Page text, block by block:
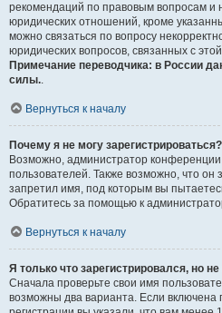
рекомендаций по правовым вопросам и
юридических отношений, кроме
можно связаться по вопросу
юридических вопросов, связанных с
Примечание переводчика: в России
силы..
Вернуться к началу
Почему я не могу зарегистрироваться?
Возможно, администратор
пользователей. Также возможно, что он
запретил имя, под которым вы
Обратитесь за помощью к
Вернуться к началу
Я только что зарегистрировался, но
Сначала проверьте свои имя
возможны два варианта. Если включена